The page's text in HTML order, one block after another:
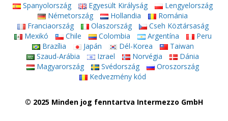
Spanyolország Egyesült Királyság
Lengyelország
Németország
Hollandia
Románia
Franciaország
Olaszország
Cseh Köztársaság
Mexikó
Chile Colombia Argentína
Peru
Brazília
Japán Dél-Korea
Taiwan
Szaud-Arábia
Izrael Norvégia
Dánia
Magyarország
Svédország
Oroszország
Kedvezmény kód
© 2025 Minden jog fenntartva Intermezzo GmbH